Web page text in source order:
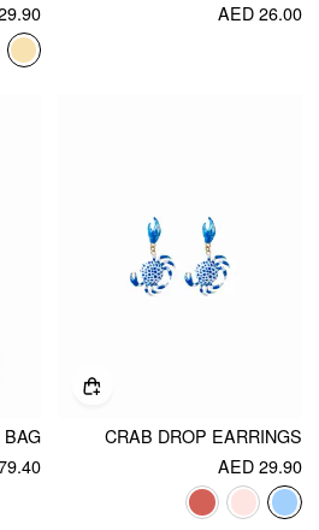
AED 26.00
CRAB DROP EARRINGS
AED 29.90